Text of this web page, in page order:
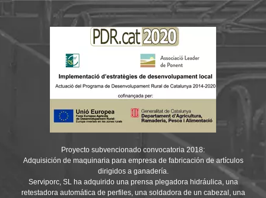
Proyecto subvencionado convocatoria 2018:
Adquisición de maquinaria para empresa de fabricación de artículos
dirigidos a ganadería.
Serviporc, SL ha adquirido una prensa plegadora hidráulica, una
retestadora automática de perfiles, una soldadora de un cabezal, una